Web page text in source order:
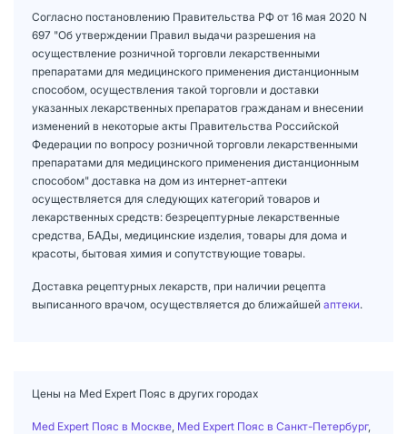
Согласно постановлению Правительства РФ от 16 мая 2020 N
697 "Об утверждении Правил выдачи разрешения на
осуществление розничной торговли лекарственными
препаратами для медицинского применения дистанционным
способом, осуществления такой торговли и доставки
указанных лекарственных препаратов гражданам и внесении
изменений в некоторые акты Правительства Российской
Федерации по вопросу розничной торговли лекарственными
препаратами для медицинского применения дистанционным
способом" доставка на дом из интернет-аптеки
осуществляется для следующих категорий товаров и
лекарственных средств: безрецептурные лекарственные
средства, БАДы, медицинские изделия, товары для дома и
красоты, бытовая химия и сопутствующие товары.
Доставка рецептурных лекарств, при наличии рецепта
выписанного врачом, осуществляется до ближайшей аптеки.
Цены на Med Expert Пояс в других городах
Med Expert Пояс в Москве Med Expert Пояс в Санкт-Петербург,